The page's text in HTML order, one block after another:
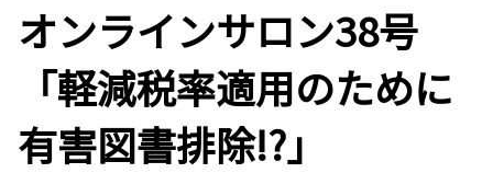
オンラインサロン38号
「軽減税率適用のために
有害図書排除!?」